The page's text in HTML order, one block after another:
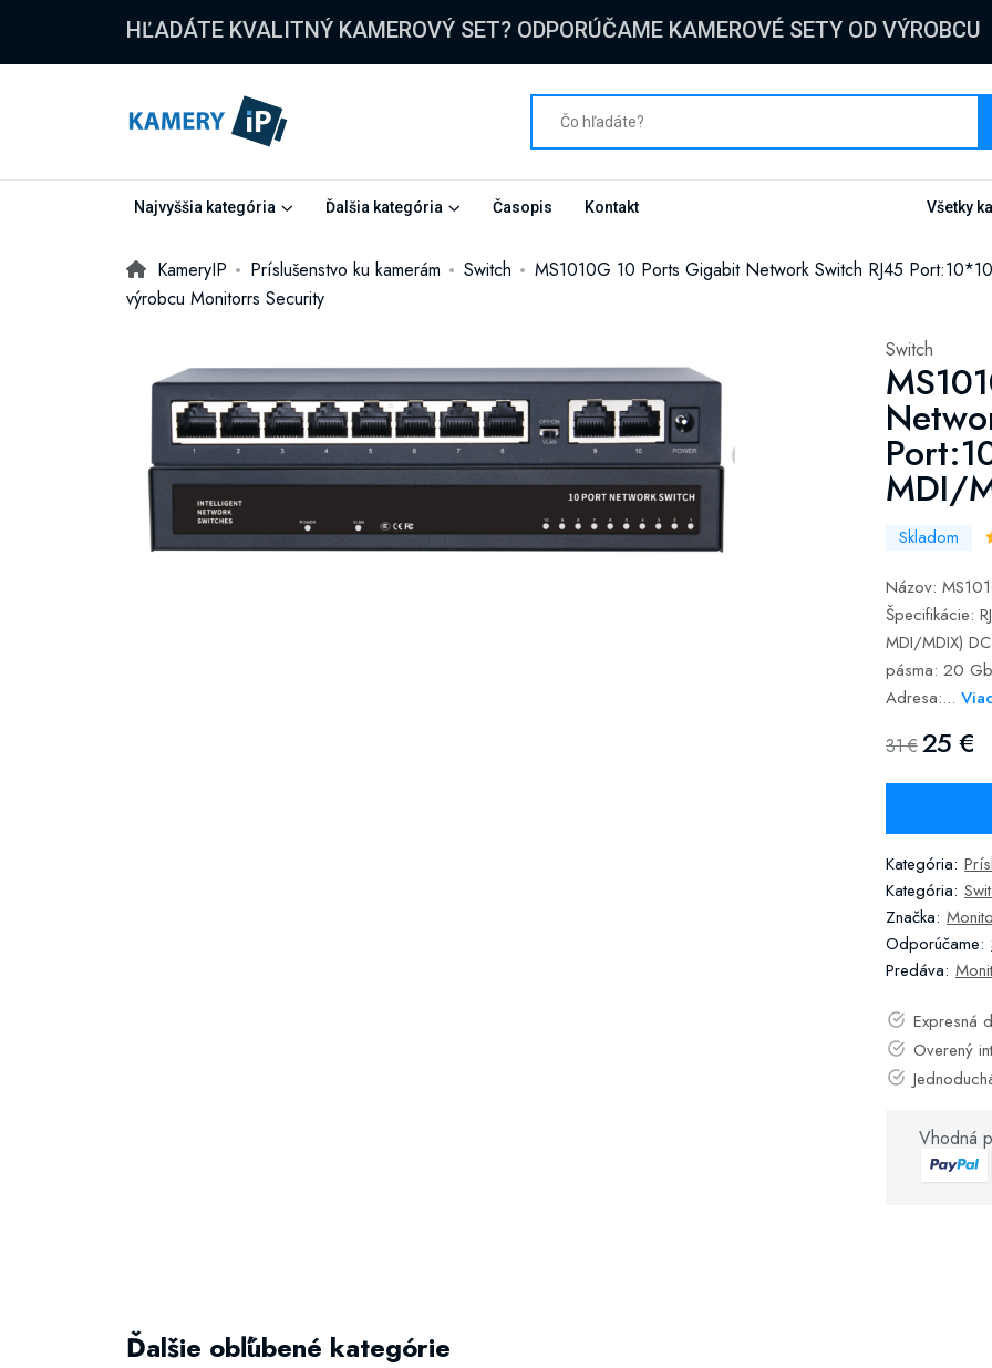
HĽADÁTE KVALITNÝ KAMEROVÝ SET? ODPORÚČAME KAMEROVÉ SETY OD VÝROBCU
Najvyššia kategória Ďalšia kategória Časopis Kontakt Všetky
KameryIP Príslušenstvo ku kamerám Switch
MS1010G 10 Ports Gigabit Network Switch RJ45
výrobcu Monitorrs Security
Switch
MDI/
Skladom
Názov:
Špecifikácie:
MDI/MDIX)
pásma: 20
Adresa:...
31 €25 €
Kategória:
Kategória:
Značka:
Odporúčame:
Predáva:
Expresná
Overený
Vhodná
Ďalšie obľúbené kategórie